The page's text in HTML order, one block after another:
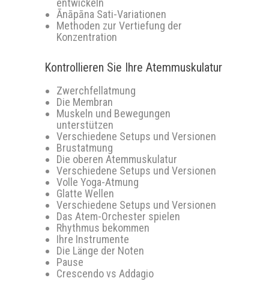
entwickeln
Ānāpāna Sati-Variationen
Methoden zur Vertiefung der
Konzentration
Kontrollieren Sie Ihre Atemmuskulatur
Zwerchfellatmung
Die Membran
Muskeln und Bewegungen
unterstützen
Verschiedene Setups und Versionen
Brustatmung
Die oberen Atemmuskulatur
Verschiedene Setups und Versionen
Volle Yoga-Atmung
Glatte Wellen
Verschiedene Setups und Versionen
Das Atem-Orchester spielen
Rhythmus bekommen
Ihre Instrumente
Die Länge der Noten
Pause
Crescendo vs Addagio